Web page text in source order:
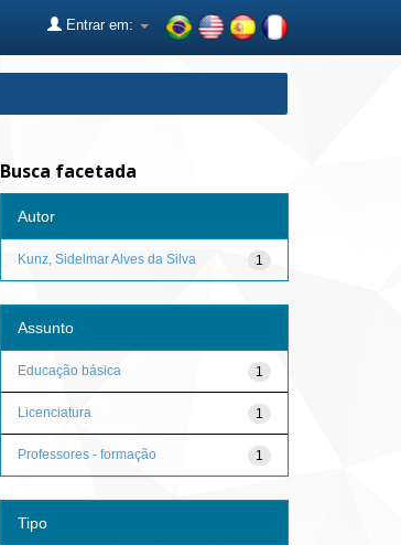
Entrar em:
Busca facetada
Autor
1
Kunz, Sidelmar Alves da Silva
Assunto
1
Educação básica
1
Licenciatura
1
Professores - formação
Tipo